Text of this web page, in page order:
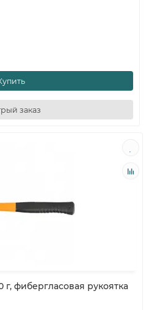
заказ
фибергласовая рукоятка